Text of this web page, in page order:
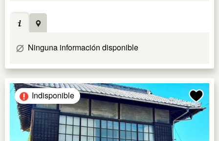
Ninguna información disponible
Indisponible